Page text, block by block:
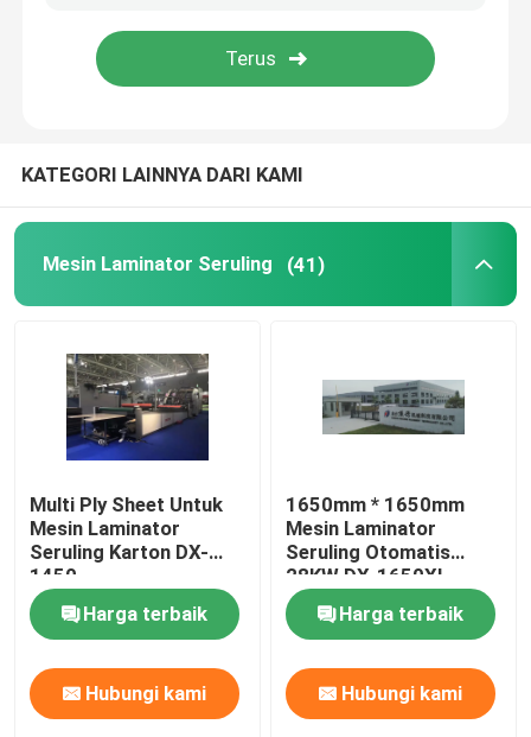
Mesin Laminasi Litho
Mesin Laminator Film Pisau Rantai
Laminator Karton
KATEGORI LAINNYA DARI KAMI
Mesin Laminator Seruling (41)
Multi Ply Sheet Untuk
Mesin Laminator
Seruling Karton DX-
1450
Harga terbaik
Hubungi kami
1650mm * 1650mm
Mesin Laminator
Seruling Otomatis
28KW DX-1650XL
Harga terbaik
Hubungi kami